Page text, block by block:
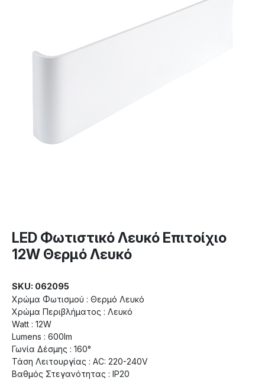
LED Φωτιστικό Λευκό Επιτοίχιο
12W Θερμό Λευκό
SKU: 062095
Χρώμα Φωτισμού : Θερμό Λευκό
Χρώμα Περιβλήματος : Λευκό
Watt : 12W
Lumens : 600lm
Γωνία Δέσμης : 160°
Τάση Λειτουργίας : AC: 220-240V
Βαθμός Στεγανότητας : IP20